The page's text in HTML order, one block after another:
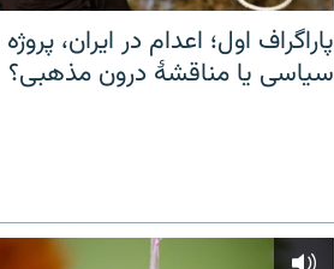
پاراگراف اول؛ اعدام در ایران، پروژه
سیاسی یا مناقشهٔ درون مذهبی؟